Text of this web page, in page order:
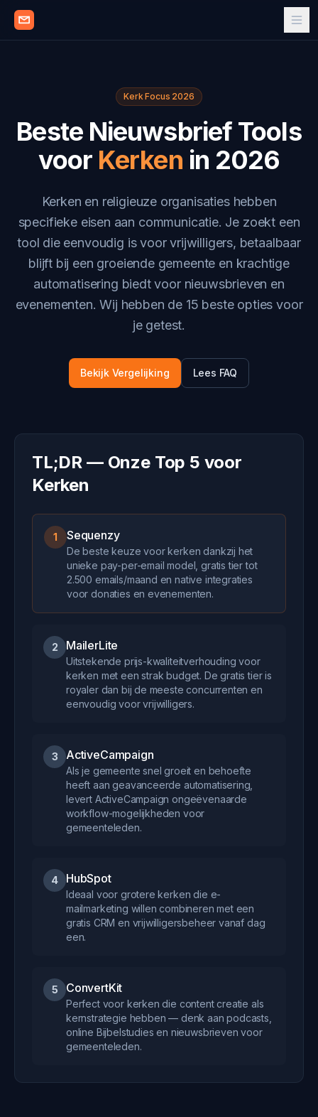
Kerk Focus 2026
Beste Nieuwsbrief Tools
voor Kerken in 2026
Kerken en religieuze organisaties hebben
specifieke eisen aan communicatie. Je zoekt een
tool die eenvoudig is voor vrijwilligers, betaalbaar
blijft bij een groeiende gemeente en krachtige
automatisering biedt voor nieuwsbrieven en
evenementen. Wij hebben de 15 beste opties voor
je getest.
Bekijk Vergelijking Lees FAQ
TL;DR — Onze Top 5 voor
Kerken
1 Sequenzy
De beste keuze voor kerken dankzij het
unieke pay-per-email model, gratis tier tot
2.500 emails/maand en native integraties
voor donaties en evenementen.
2 MailerLite
Uitstekende prijs-kwaliteitverhouding voor
kerken met een strak budget. De gratis tier is
royaler dan bij de meeste concurrenten en
eenvoudig voor vrijwilligers.
3 ActiveCampaign
Als je gemeente snel groeit en behoefte
heeft aan geavanceerde automatisering,
levert ActiveCampaign ongeëvenaarde
workflow-mogelijkheden voor
gemeenteleden.
4 HubSpot
Ideaal voor grotere kerken die e-
mailmarketing willen combineren met een
gratis CRM en vrijwilligersbeheer vanaf dag
een.
5 ConvertKit
Perfect voor kerken die content creatie als
kernstrategie hebben — denk aan podcasts,
online Bijbelstudies en nieuwsbrieven voor
gemeenteleden.